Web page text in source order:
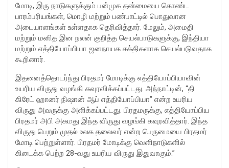
மோடி, இரு நாடுகளுக்கும் பன்முக தன்மையை கொண்ட
பாரம்பரியங்கள், மொழி மற்றும் பண்பாட்டில் பொதுவான
அடையாளங்கள் உள்ளதாக தெரிவித்தார். மேலும், அமைதி
மற்றும் மனித இன நலன் குறித்த செயல்பாடுகளுக்கு, இந்தியா
மற்றும் எத்தியோப்பியா ஜனநாயக சக்திகளாக செயல்படுவதாக
கூறினார்.
இதனைத்தொடர்ந்து பிரதமர் மோடிக்கு எத்தியோப்பியாவின்
உயரிய விருது வழங்கி கவுரவிக்கப்பட்டது. அந்நாட்டின், “தி
கிரேட் ஹானர் நிஷான் ஆப் எத்தியோப்பியா” என்ற உயரிய
விருது அவருக்கு அளிக்கப்பட்டது. பிரதமருக்கு, எத்தியோப்பிய
பிரதமர் அபி அகமது இந்த விருது வழங்கி கவுரவித்தார். இந்த
விருது பெறும் முதல் உலக தலைவர் என்ற பெருமையை பிரதமர்
மோடி பெற்றுள்ளார். பிரதமர் மோடிக்கு வெளிநாடுகளில்
கிடைக்க பெற்ற 28-வது உயரிய விருது இதுவாகும்.”